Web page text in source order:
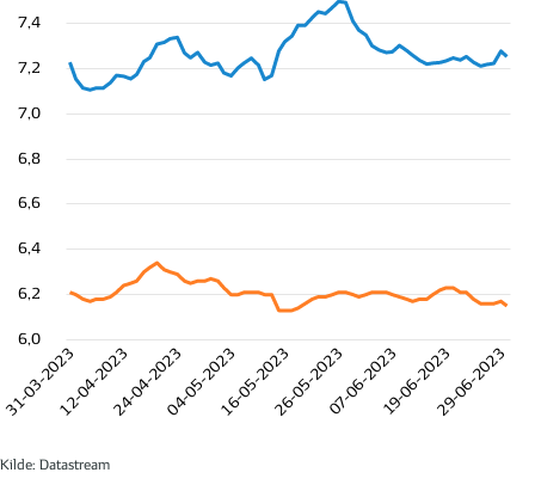
31-03-202312-04-202324-04-202304-05-202316-05-202326-05-202307-06-202319-06-202329-06-2023
6,0
6,2
6,4
6,6
6,8
7,0
7,2
7,4
Kilde: Datastream